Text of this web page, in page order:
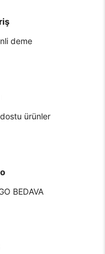
deme
ürünler
BEDAVA